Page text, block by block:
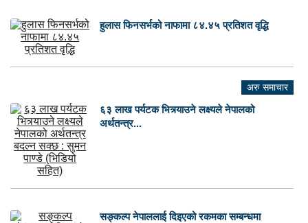
हुलास फिनसर्भको नाफामा ८४.४५ प्रतिशत वृद्धि
अरु समाचार
६३ लाख पर्यटक भित्र्याउने लक्ष्यले नेपालको
अर्थतन्त्र...
सङ्कल्प नेपाललाई दिइएको रकमका सम्बन्धमा